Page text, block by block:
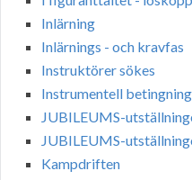
Inlärning
Inlärnings - och kravfas
Instruktörer sökes
Instrumentell betingning
JUBILEUMS-
JUBILEUMS-
Kampdriften